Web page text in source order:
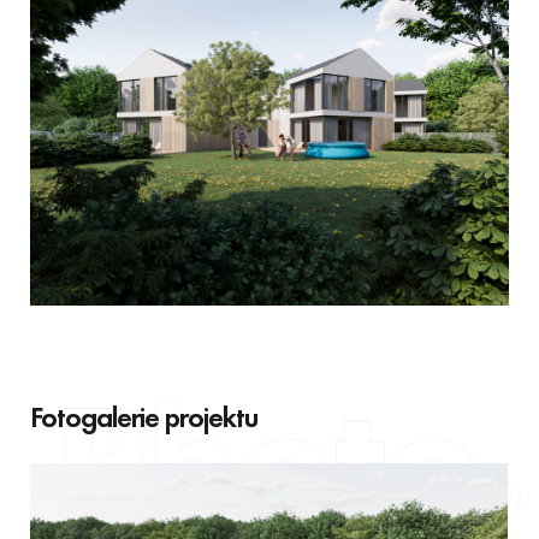
Fotogalerie projektu